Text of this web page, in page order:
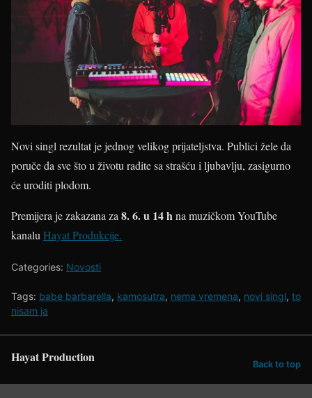
Novi singl rezultat je jednog velikog prijateljstva. Publici žele da
poruče da sve što u životu radite sa strašću i ljubavlju, zasigurno
će uroditi plodom.
Premijera je zakazana za 8. 6. u 14 hna muzičkom YouTube
kanalu Hayat Produkcije.
Categories: Novosti
Tags: babe barbarella, kamosutra, nema vremena, novi singl, to
nisam ja
Hayat Production Back to top